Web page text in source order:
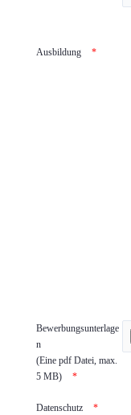
Ausbildung
Bewerbungsunterlage
n
(Eine pdf Datei, max.
5 MB)
Datenschutz